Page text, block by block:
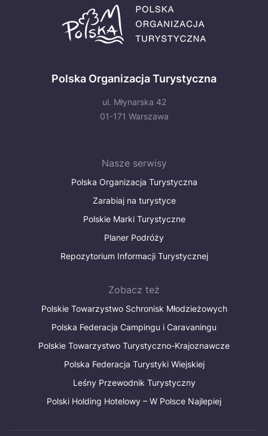
Polska Organizacja Turystyczna
ul. Młynarska 42
01-171 Warszawa
Nasze serwisy
Polska Organizacja Turystyczna
Zarabiaj na turystyce
Polskie Marki Turystyczne
Planer Podróży
Repozytorium Informacji Turystycznej
Zobacz też
Polskie Towarzystwo Schronisk Młodzieżowych
Polska Federacja Campingu i Caravaningu
Polskie Towarzystwo Turystyczno-Krajoznawcze
Polska Federacja Turystyki Wiejskiej
Leśny Przewodnik Turystyczny
Polski Holding Hotelowy – W Polsce Najlepiej